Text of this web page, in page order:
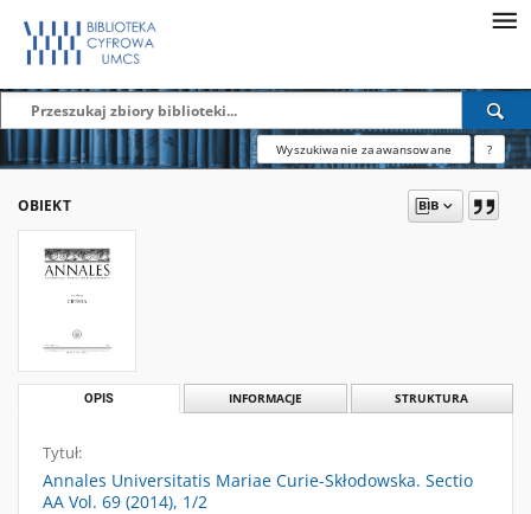
Wyszukiwanie zaawansowane ?
OBIEKT
OPIS INFORMACJE STRUKTURA
Tytuł:
Annales Universitatis Mariae Curie-Skłodowska. Sectio
AA Vol. 69 (2014), 1/2